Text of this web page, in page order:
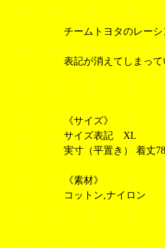
チームトヨタのレー
表記が消えてしまっ
《サイズ》
サイズ表記 XL
実寸（平置き） 着丈
《素材》
コットン,ナイロン